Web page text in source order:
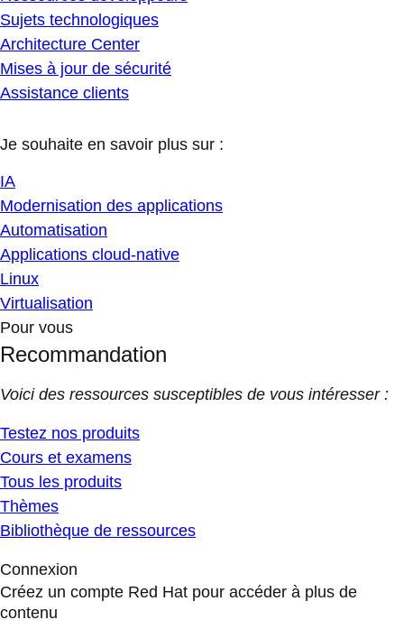
Sujets technologiques
Architecture Center
Mises à jour de sécurité
Assistance clients
Je souhaite en savoir plus sur :
IA
Modernisation des applications
Automatisation
Applications cloud-native
Linux
Virtualisation
Pour vous
Recommandation
Voici des ressources susceptibles de vous intéresser :
Testez nos produits
Cours et examens
Tous les produits
Thèmes
Bibliothèque de ressources
Connexion
Créez un compte Red Hat pour accéder à plus de
contenu